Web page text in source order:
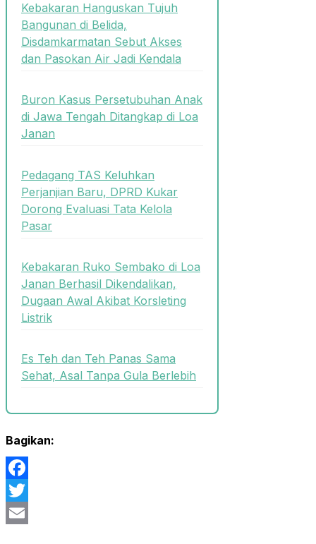
Kebakaran Hanguskan Tujuh
Bangunan di Belida,
Disdamkarmatan Sebut Akses
dan Pasokan Air Jadi Kendala
Buron Kasus Persetubuhan Anak
di Jawa Tengah Ditangkap di Loa
Janan
Pedagang TAS Keluhkan
Perjanjian Baru, DPRD Kukar
Dorong Evaluasi Tata Kelola
Pasar
Kebakaran Ruko Sembako di Loa
Janan Berhasil Dikendalikan,
Dugaan Awal Akibat Korsleting
Listrik
Es Teh dan Teh Panas Sama
Sehat, Asal Tanpa Gula Berlebih
Bagikan:
Facebook
Twitter